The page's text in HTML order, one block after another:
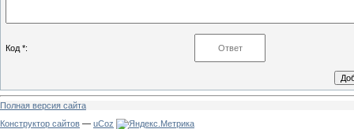
Код *:
Полная версия сайта
Конструктор сайтов — uCoz